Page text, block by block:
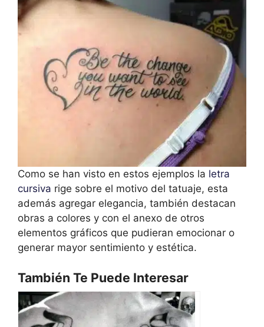
Como se han visto en estos ejemplos la letra
cursiva rige sobre el motivo del tatuaje, esta
además agregar elegancia, también destacan
obras a colores y con el anexo de otros
elementos gráficos que pudieran emocionar o
generar mayor sentimiento y estética.
También Te Puede Interesar